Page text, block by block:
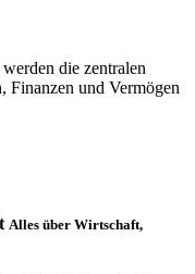
die zentralen
Finanzen und Vermögen
Alles über Wirtschaft,